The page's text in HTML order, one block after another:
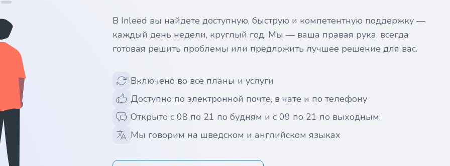
В Inleed вы найдете доступную, быструю и компетентную поддержку —
каждый день недели, круглый год. Мы — ваша правая рука, всегда
готовая решить проблемы или предложить лучшее решение для вас.
Включено во все планы и услуги
Доступно по электронной почте, в чате и по телефону
Открыто с 08 по 21 по будням и с 09 по 21 по выходным.
Мы говорим на шведском и английском языках